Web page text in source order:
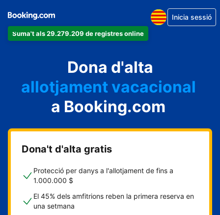
Suma't als 29.279.209 de registres online
Inicia sessió
Dona d'alta
un apartament
un hotel
allotjament vacacional
un hostal
una casa rural
a Booking.com
Dona't d'alta gratis
Protecció per danys a l'allotjament de fins a
1.000.000 $
El 45% dels amfitrions reben la primera reserva en
una setmana